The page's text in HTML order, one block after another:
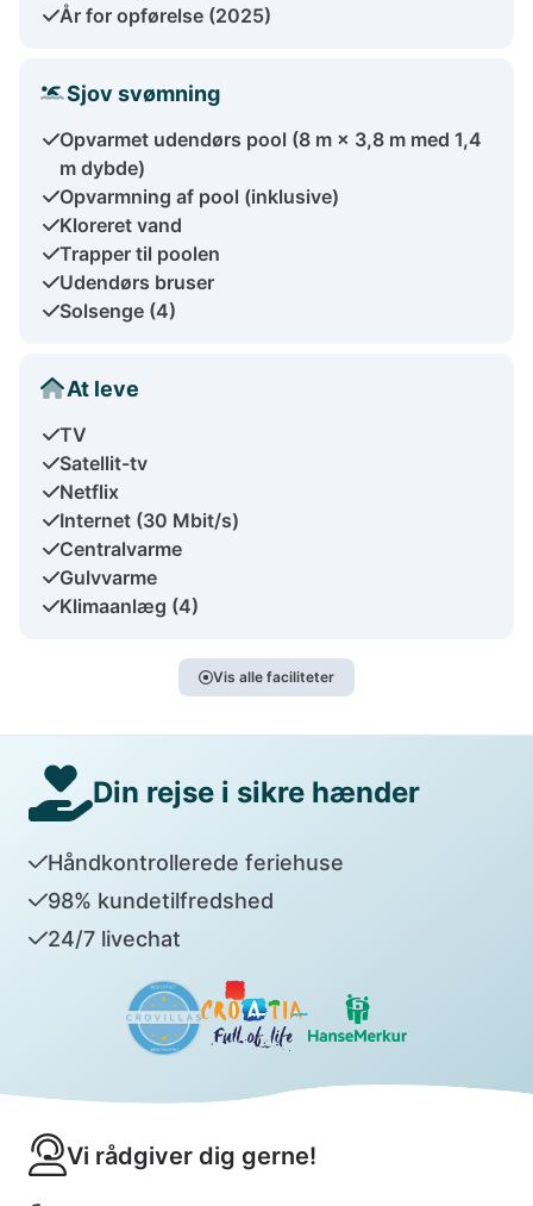
År for opførelse (2025)
Sjov svømning
Opvarmet udendørs pool (8 m × 3,8 m med 1,4
m dybde)
Opvarmning af pool (inklusive)
Kloreret vand
Trapper til poolen
Udendørs bruser
Solsenge (4)
At leve
TV
Satellit-tv
Netflix
Internet (30 Mbit/s)
Centralvarme
Gulvvarme
Klimaanlæg (4)
Vis alle faciliteter
Din rejse i sikre hænder
Håndkontrollerede feriehuse
98% kundetilfredshed
24/7 livechat
Vi rådgiver dig gerne!